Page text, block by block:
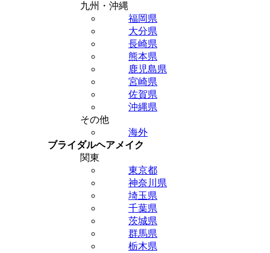
九州・沖縄
福岡県
大分県
長崎県
熊本県
鹿児島県
宮崎県
佐賀県
沖縄県
その他
海外
ブライダルヘアメイク
関東
東京都
神奈川県
埼玉県
千葉県
茨城県
群馬県
栃木県